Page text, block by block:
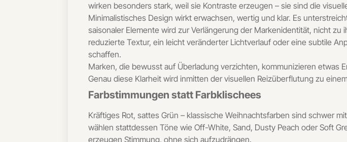
wirken besonders stark, weil sie Kontraste erzeugen – sie sind die
Minimalistisches Design wirkt erwachsen, wertig und klar. Es
saisonaler Elemente wird zur Verlängerung der Markenidentität, nicht
reduzierte Textur, ein leicht veränderter Lichtverlauf oder eine subtile
schaffen.
Marken, die bewusst auf Überladung verzichten, kommunizieren etwas
Genau diese Klarheit wird inmitten der visuellen Reizüberflutung zu
Farbstimmungen statt Farbklischees
Kräftiges Rot, sattes Grün – klassische Weihnachtsfarben sind schwer
wählen stattdessen Töne wie Off-White, Sand, Dusty Peach oder Soft
erzeugen Stimmung, ohne sich aufzudrängen.